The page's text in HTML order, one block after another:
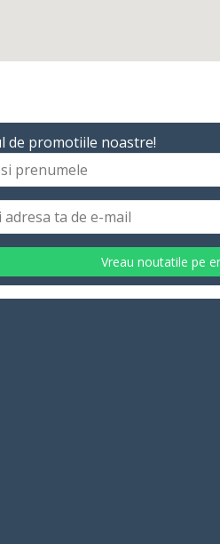
de promotiile noastre!
Vreau noutatile pe